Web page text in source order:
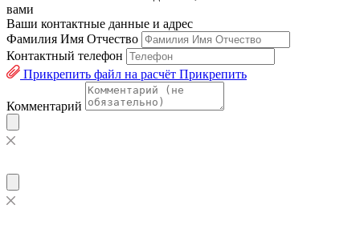
Ваши контактные данные и адрес
Фамилия Имя Отчество
Контактный телефон
Прикрепить файл на расчёт